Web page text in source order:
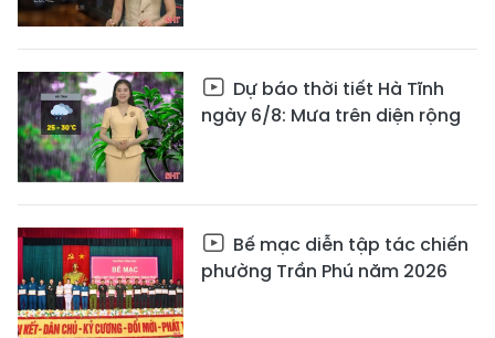
Dự báo thời tiết Hà Tĩnh
ngày 6/8: Mưa trên diện rộng
Bế mạc diễn tập tác chiến
phường Trần Phú năm 2026